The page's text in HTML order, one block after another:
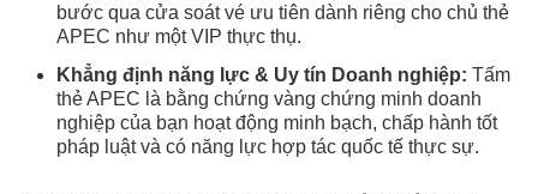
bước qua cửa soát vé ưu tiên dành riêng cho chủ thẻ
APEC như một VIP thực thụ.
Khẳng định năng lực & Uy tín Doanh nghiệp: Tấm
thẻ APEC là bằng chứng vàng chứng minh doanh
nghiệp của bạn hoạt động minh bạch, chấp hành tốt
pháp luật và có năng lực hợp tác quốc tế thực sự.